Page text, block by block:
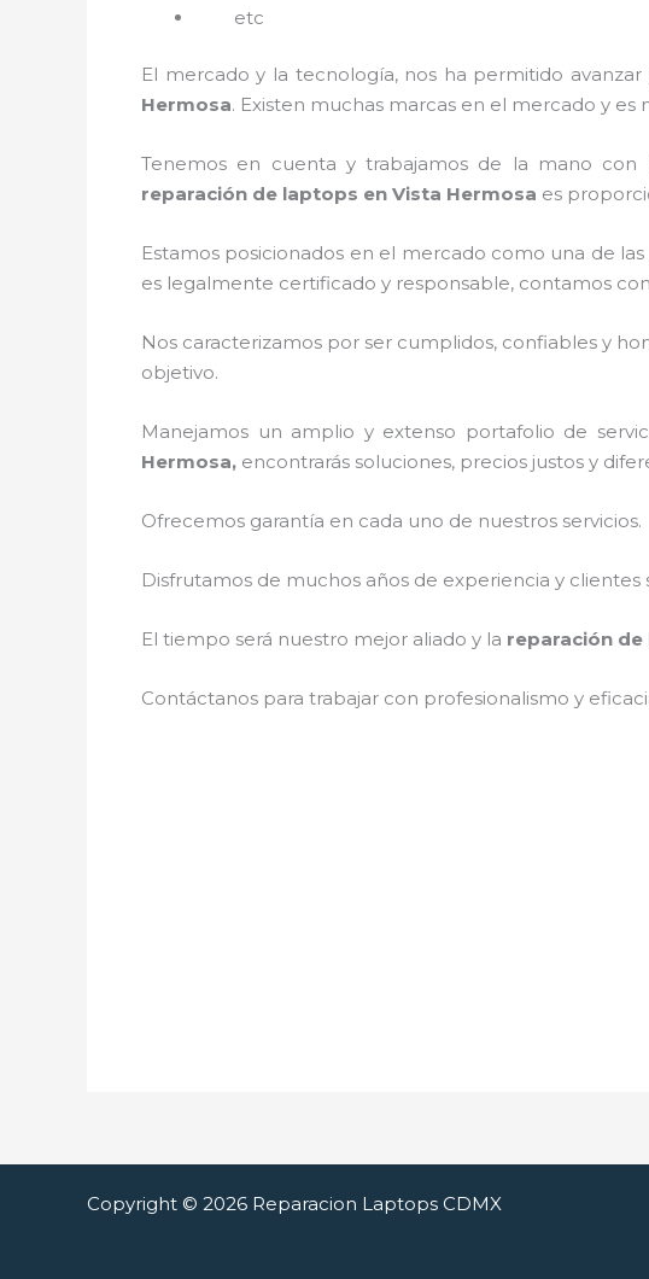
etc
El mercado y la tecnología, nos ha permitido
Hermosa. Existen muchas marcas en el mercado y
Tenemos en cuenta y trabajamos de la mano con
reparación de laptops en Vista Hermosa es
Estamos posicionados en el mercado como una de
es legalmente certificado y responsable, contamos
Nos caracterizamos por ser cumplidos, confiables y
objetivo.
Manejamos un amplio y extenso portafolio de
Hermosa, encontrarás soluciones, precios justos y
Ofrecemos garantía en cada uno de nuestros servicios.
Disfrutamos de muchos años de experiencia y clientes
El tiempo será nuestro mejor aliado y la reparación
Contáctanos para trabajar con profesionalismo y
Copyright © 2026 Reparacion Laptops CDMX